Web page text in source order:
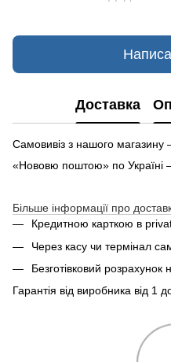
Доставка
Самовивіз з нашого магазину
«Нововю поштою» по Україні
Більше інформації про
Кредитною карткою в
Через касу чи термінал
Безготівковий розрахунок
Гарантія від виробника від 1